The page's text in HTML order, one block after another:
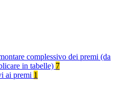
complessivo dei premi (da
in tabelle) 7
ai premi 1